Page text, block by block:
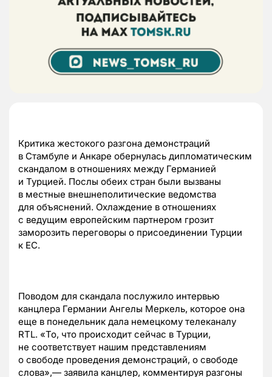
Критика жестокого разгона демонстраций
в Стамбуле и Анкаре обернулась дипломатическим
скандалом в отношениях между Германией
и Турцией. Послы обеих стран были вызваны
в местные внешнеполитические ведомства
для объяснений. Охлаждение в отношениях
с ведущим европейским партнером грозит
заморозить переговоры о присоединении Турции
к ЕС.
Поводом для скандала послужило интервью
канцлера Германии Ангелы Меркель, которое она
еще в понедельник дала немецкому телеканалу
RTL. «То, что происходит сейчас в Турции,
не соответствует нашим представлениям
о свободе проведения демонстраций, о свободе
слова»,— заявила канцлер, комментируя разгоны